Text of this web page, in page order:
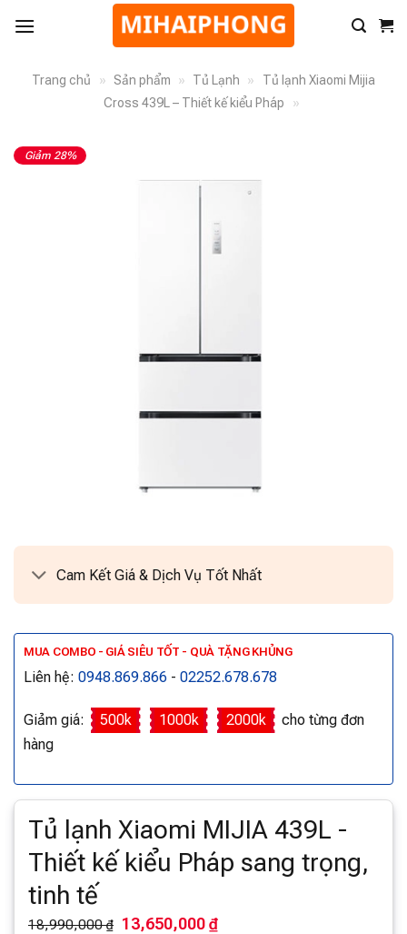
Trang chủ » Sản phẩm » Tủ Lạnh »
Tủ lạnh Xiaomi Mijia
Cross 439L – Thiết kế kiểu Pháp
»
Giảm 28%
Cam Kết Giá & Dịch Vụ Tốt Nhất
MUA COMBO - GIÁ SIÊU TỐT - QUÀ TẶNG KHỦNG
Liên hệ: 0948.869.866 - 02252.678.678
Giảm giá: 500k 1000k 2000k
cho từng đơn
hàng
Tủ lạnh Xiaomi MIJIA 439L -
Thiết kế kiểu Pháp sang trọng,
tinh tế
18,990,000 ₫ 13,650,000 ₫